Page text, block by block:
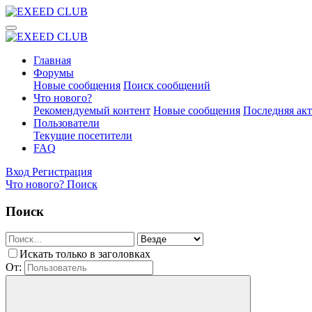
Главная
Форумы
Новые сообщения Поиск сообщений
Что нового?
Рекомендуемый контент Новые сообщения Последняя
Пользователи
Текущие посетители
FAQ
Вход Регистрация
Что нового? Поиск
Поиск
Искать только в заголовках
От: